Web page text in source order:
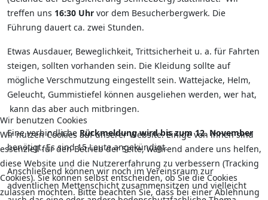
treffen uns 16:30 Uhr vor dem Besucherbergwerk. Die
Führung dauert ca. zwei Stunden.
Etwas Ausdauer, Beweglichkeit, Trittsicherheit u. a. für Fahrten
steigen, sollten vorhanden sein. Die Kleidung sollte auf
mögliche Verschmutzung eingestellt sein. Wattejacke, Helm,
Geleucht, Gummistiefel können ausgeliehen werden, wer hat,
kann das aber auch mitbringen.
Eine verbindliche Rückmeldung wird bis zum 12. November
benötigt. Es sind 15 Leute angekündigt.
Anschließend können wir noch im Vereinsraum zur
adventlichen Mettenschicht zusammensitzen und vielleicht
Wir benutzen Cookies
Wir nutzen Cookies auf unserer Website. Einige von ihnen sind
essenziell für den Betrieb der Seite, während andere uns helfen,
diese Website und die Nutzererfahrung zu verbessern (Tracking
Cookies). Sie können selbst entscheiden, ob Sie die Cookies
zulassen möchten. Bitte beachten Sie, dass bei einer Ablehnung